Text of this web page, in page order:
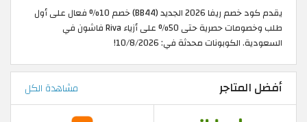
يقدم كود خصم ريفا 2026 الجديد (BB44) خصم 10% فعال على أول
طلب وخصومات حصرية حتى 50% على أزياء Riva فاشون في
السعودية. الكوبونات محدثة في: 10/8/2026!
أفضل المتاجر مشاهدة الكل